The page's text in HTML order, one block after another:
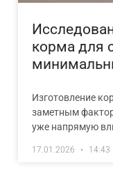
корма для
Изготовление
заметным
уже напрямую
17.01.2026 14:43